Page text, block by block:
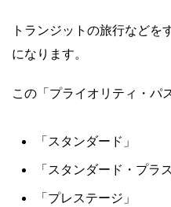
トランジットの旅行などを
になります。
この「プライオリティ・パ
「スタンダード」
「スタンダード・プラス
「プレステージ」